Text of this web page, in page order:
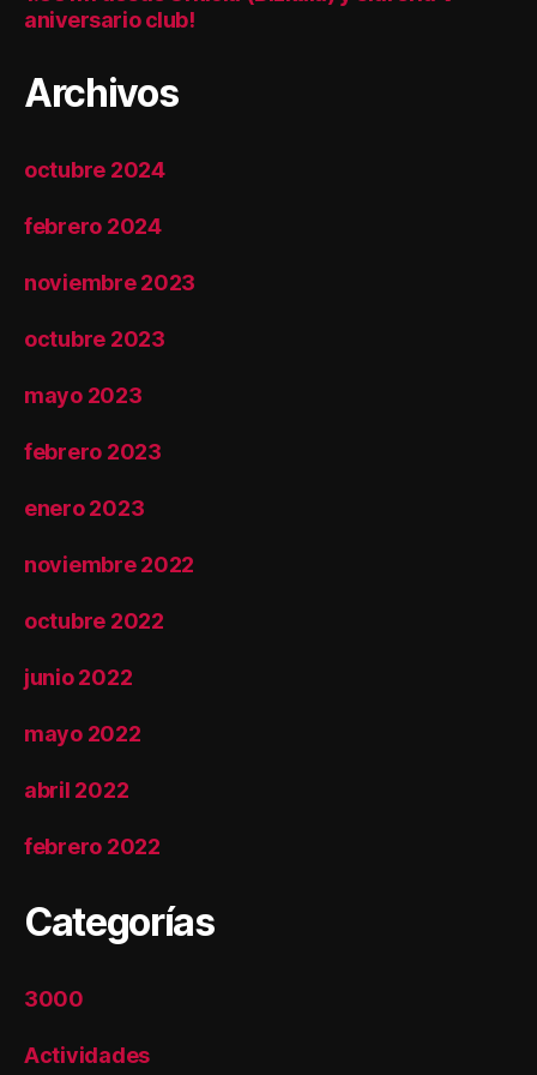
aniversario club!
Archivos
octubre 2024
febrero 2024
noviembre 2023
octubre 2023
mayo 2023
febrero 2023
enero 2023
noviembre 2022
octubre 2022
junio 2022
mayo 2022
abril 2022
febrero 2022
Categorías
3000
Actividades